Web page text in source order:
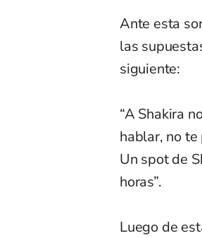
Ante esta
las
siguiente:
“A Shakira
hablar, no te
Un spot de
horas”.
Luego de